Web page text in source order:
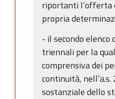
riportanti l’offerta
propria
- il secondo
triennali per la
comprensiva dei
continuità,
sostanziale dello